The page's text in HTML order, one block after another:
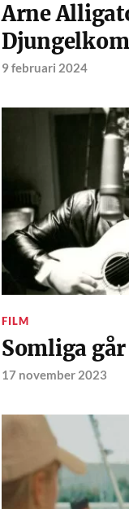
Arne
9 februari 2024
FILM
Somliga
17 november 2023